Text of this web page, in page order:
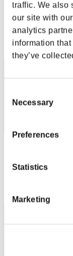
traffic. We also
our site with
analytics
information that
they’ve
Selection
Necessary
Preferences
Statistics
Marketing
Hilda Guardian
Punteggio:Lv:1/
Posizione
2
Punteggio:Lv:1/